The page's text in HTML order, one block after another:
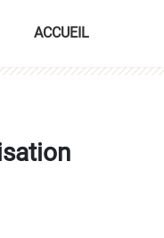
ACCUEIL